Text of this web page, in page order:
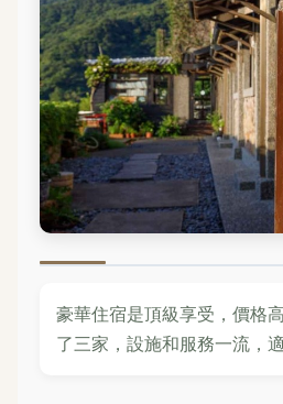
豪華住宿是頂級享受，價格
了三家，設施和服務一流，